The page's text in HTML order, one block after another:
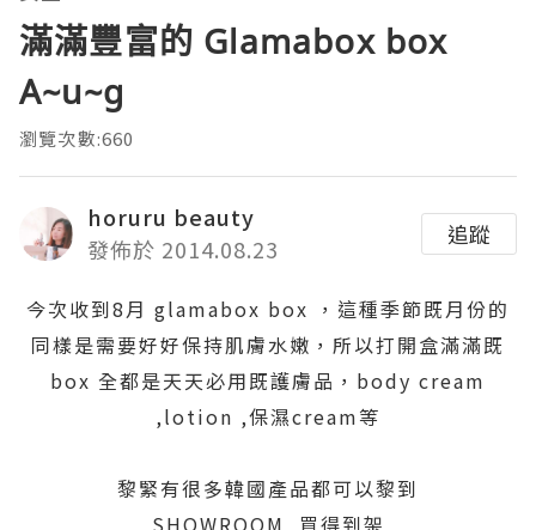
滿滿豐富的 Glamabox box
A~u~g
瀏覽次數:660
horuru beauty
發佈於 2014.08.23
追蹤
今次收到8月 glamabox box ，這種季節既月份的
同樣是需要好好保持肌膚水嫩，所以打開盒滿滿既
box 全都是天天必用既護膚品， body cream
,lotion ,保濕cream等
黎緊有很多韓國產品都可以黎到
SHOWROOM
買得到架